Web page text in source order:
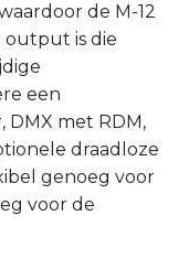
de M-12
output is die
een
met RDM,
draadloze
genoeg voor
voor de